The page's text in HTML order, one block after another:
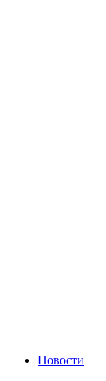
Новости